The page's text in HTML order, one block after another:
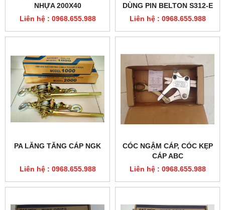
NHỰA 200X40
Liên hệ : 0968.655.988
DÙNG PIN BELTON S312-E
Liên hệ : 0968.655.988
PA LĂNG TĂNG CÁP NGK
Liên hệ : 0968.655.988
CÓC NGẬM CÁP, CÓC KẸP
CÁP ABC
Liên hệ : 0968.655.988